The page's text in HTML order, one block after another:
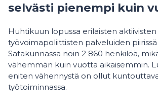
selvästi pienempi kuin
Huhtikuun lopussa erilaisten aktiivisten
työvoimapoliittisten palveluiden piirissä
Satakunnassa noin 2 860 henkilöä,
vähemmän kuin vuotta aikaisemmin.
eniten vähennystä on ollut
työtoiminnassa.